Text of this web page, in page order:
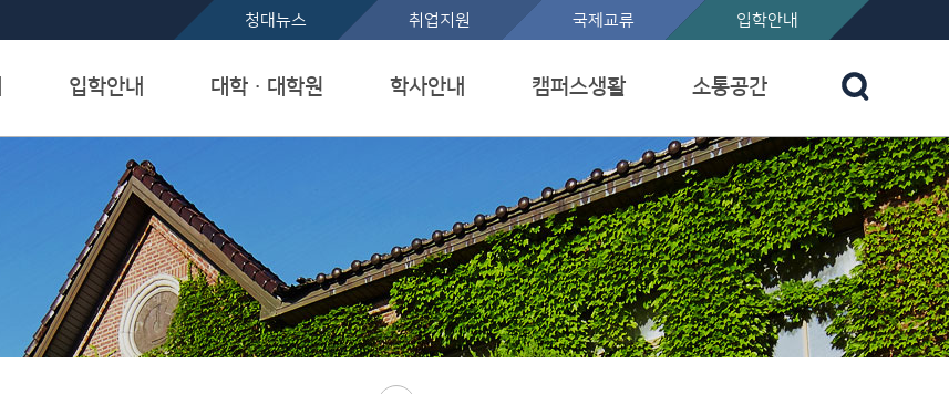
본문 바로가기청대뉴스 취업지원 국제교류 입학안내
입학안내 대학ㆍ대학원 학사안내 캠퍼스생활 소통공간